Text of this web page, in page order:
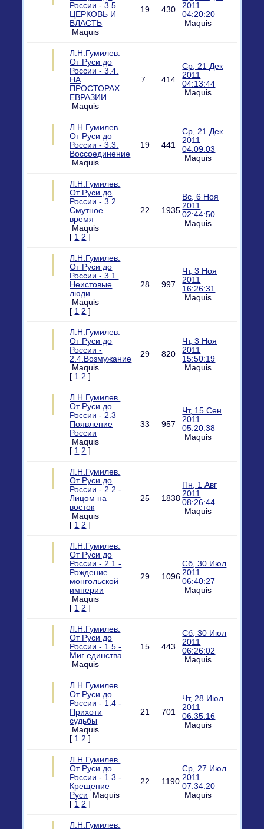
России - 3.5.
ЦЕРКОВЬ И
ВЛАСТЬ
Maquis
19 430
2011
04:20:20
Maquis
Л.Н.Гумилев.
От Руси до
России - 3.4.
НА
ПРОСТОРАХ
ЕВРАЗИИ
Maquis
7 414
Ср, 21 Дек
2011
04:13:44
Maquis
Л.Н.Гумилев.
От Руси до
России - 3.3.
Воссоединение
Maquis
19 441
Ср, 21 Дек
2011
04:09:03
Maquis
Л.Н.Гумилев.
От Руси до
России - 3.2.
Смутное
время
Maquis
[ 1 2 ]
22 1935
Вс, 6 Ноя
2011
02:44:50
Maquis
Л.Н.Гумилев.
От Руси до
России - 3.1.
Неистовые
люди
Maquis
[ 1 2 ]
28 997
Чт, 3 Ноя
2011
16:26:31
Maquis
Л.Н.Гумилев.
От Руси до
России -
2.4.Возмужание
Maquis
[ 1 2 ]
29 820
Чт, 3 Ноя
2011
15:50:19
Maquis
Л.Н.Гумилев.
От Руси до
России - 2.3
Появление
России
Maquis
[ 1 2 ]
33 957
Чт, 15 Сен
2011
05:20:38
Maquis
Л.Н.Гумилев.
От Руси до
России - 2.2 -
Лицом на
восток
Maquis
[ 1 2 ]
25 1838
Пн, 1 Авг
2011
08:26:44
Maquis
Л.Н.Гумилев.
От Руси до
России - 2.1 -
Рождение
монгольской
империи
Maquis
[ 1 2 ]
29 1096
Сб, 30 Июл
2011
06:40:27
Maquis
Л.Н.Гумилев.
От Руси до
России - 1.5 -
Миг единства
Maquis
15 443
Сб, 30 Июл
2011
06:26:02
Maquis
Л.Н.Гумилев.
От Руси до
России - 1.4 -
Прихоти
судьбы
Maquis
[ 1 2 ]
21 701
Чт, 28 Июл
2011
06:35:16
Maquis
Л.Н.Гумилев.
От Руси до
России - 1.3 -
Крещение
Руси
Maquis
[ 1 2 ]
22 1190
Ср, 27 Июл
2011
07:34:20
Maquis
Л.Н.Гумилев.